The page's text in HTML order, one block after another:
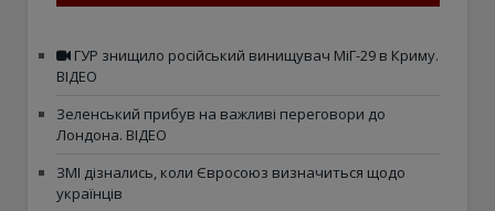
ГУР знищило російський винищувач МіГ-29 в Криму.
ВІДЕО
Зеленський прибув на важливі переговори до
Лондона. ВІДЕО
ЗМІ дізнались, коли Євросоюз визначиться щодо
українців